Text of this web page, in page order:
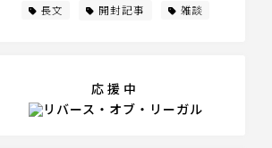
長文
開封記事 雑談
応援中